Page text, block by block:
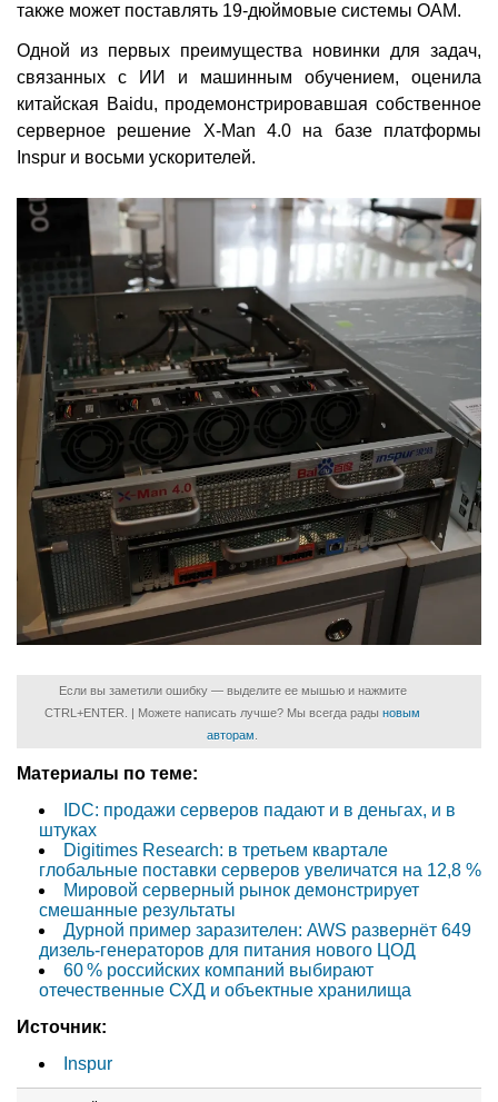
также может поставлять 19-дюймовые системы OAM.
Одной из первых преимущества новинки для задач,
связанных с ИИ и машинным обучением, оценила
китайская Baidu, продемонстрировавшая собственное
серверное решение X-Man 4.0 на базе платформы
Inspur и восьми ускорителей.
Если вы заметили ошибку — выделите ее мышью и нажмите
CTRL+ENTER. | Можете написать лучше? Мы всегда рады новым
авторам
Материалы по теме:
IDC: продажи серверов падают и в деньгах, и в
штуках
Digitimes Research: в третьем квартале
глобальные поставки серверов увеличатся на 12,8 %
Мировой серверный рынок демонстрирует
смешанные результаты
Дурной пример заразителен: AWS развернёт 649
дизель-генераторов для питания нового ЦОД
60 % российских компаний выбирают
отечественные СХД и объектные хранилища
Источник:
Inspur